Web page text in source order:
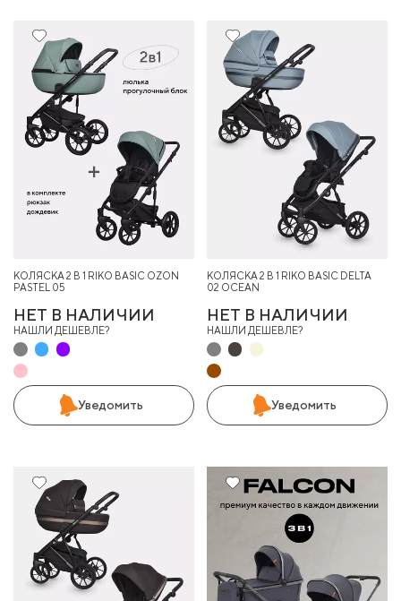
КОЛЯСКА 2 В 1 RIKO BASIC OZON
PASTEL 05
НЕТ В НАЛИЧИИ
НАШЛИ ДЕШЕВЛЕ?
Уведомить
5%
КОЛЯСКА 2 В 1 RIKO BASIC DELTA
02 OCEAN
НЕТ В НАЛИЧИИ
НАШЛИ ДЕШЕВЛЕ?
Уведомить
10% 20% Хит